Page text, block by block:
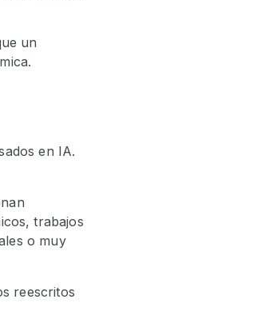
un
en IA.
trabajos
o muy
reescritos